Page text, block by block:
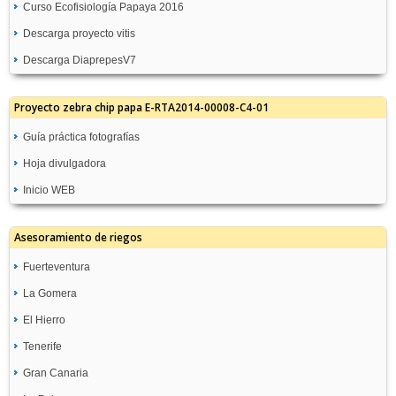
Curso Ecofisiología Papaya 2016
Descarga proyecto vitis
Descarga DiaprepesV7
Proyecto zebra chip papa E-RTA2014-00008-C4-01
Guía práctica fotografías
Hoja divulgadora
Inicio WEB
Asesoramiento de riegos
Fuerteventura
GC08-Molino de Angua
Recomendación de Riegos
La Gomera
TF05-San Sebastián
Recomendación de Riegos
El Hierro
TF08-Frontera
Recomendación de Riegos
Tenerife
TF01-Las Galletas
Gran Canaria